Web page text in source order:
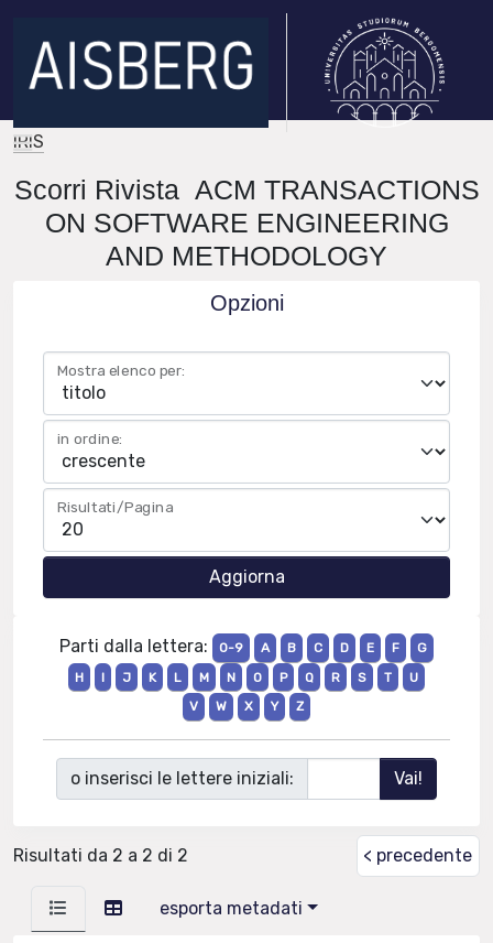
IRIS
Scorri Rivista ACM TRANSACTIONS
ON SOFTWARE ENGINEERING
AND METHODOLOGY
Opzioni
Mostra elenco per:
in ordine:
Risultati/Pagina
Parti dalla lettera: 0-9 A B C D E F
G
H
I J K L M N O P Q R S T
U
V
W X Y Z
o inserisci le lettere iniziali:
Risultati da 2 a 2 di 2 < precedente
esporta metadati